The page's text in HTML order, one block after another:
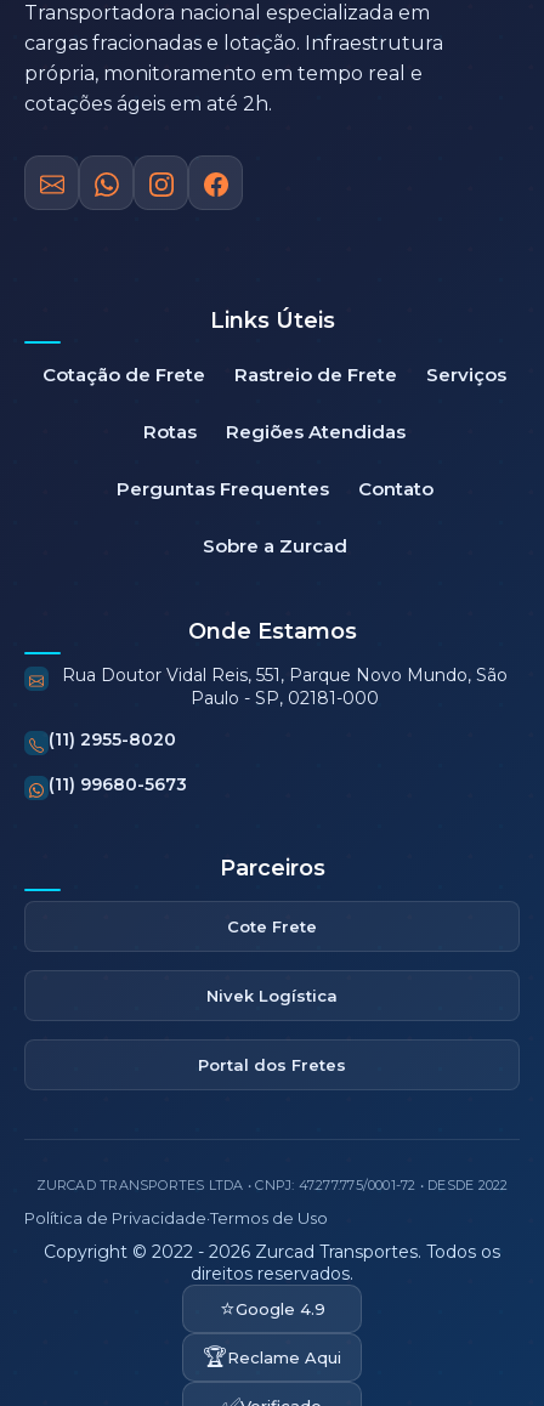
Transportadora nacional especializada em
cargas fracionadas e lotação. Infraestrutura
própria, monitoramento em tempo real e
cotações ágeis em até 2h.
Links Úteis
Cotação de Frete Rastreio de Frete Serviços
Rotas Regiões Atendidas
Perguntas Frequentes Contato
Sobre a Zurcad
Onde Estamos
Rua Doutor Vidal Reis, 551, Parque Novo Mundo, São
Paulo - SP, 02181-000
(11) 2955-8020
(11) 99680-5673
Parceiros
Cote Frete
Nivek Logística
Portal dos Fretes
ZURCAD TRANSPORTES LTDA • CNPJ: 47.277.775/0001-72 • DESDE 2022
Política de Privacidade·Termos de Uso
Copyright © 2022 - 2026 Zurcad Transportes. Todos os
direitos reservados.
⭐Google 4.9
🏆Reclame Aqui